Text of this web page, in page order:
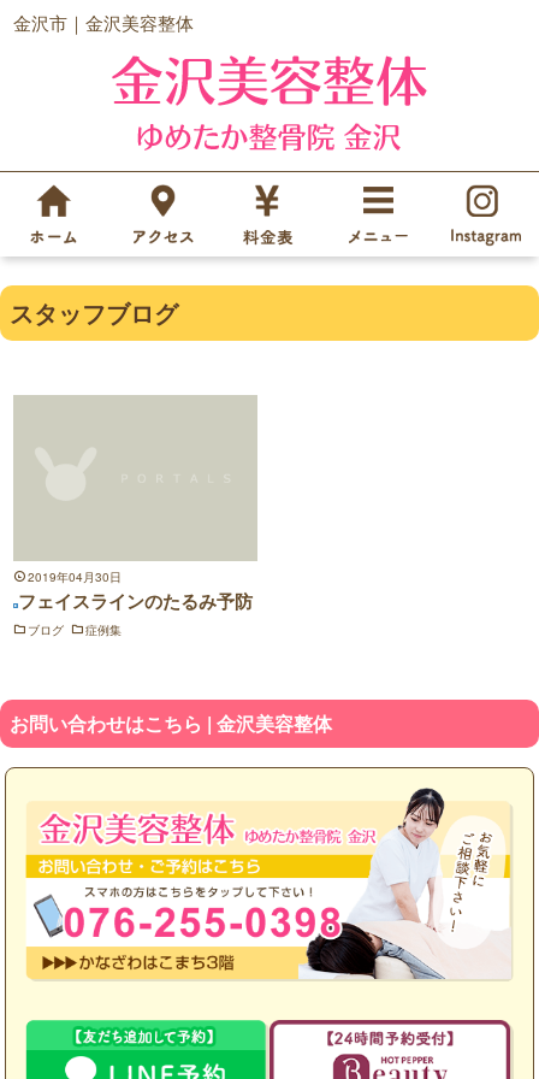
金沢市｜金沢美容整体
スタッフブログ
2019年04月30日
フェイスラインのたるみ予防
ブログ 症例集
お問い合わせはこちら | 金沢美容整体